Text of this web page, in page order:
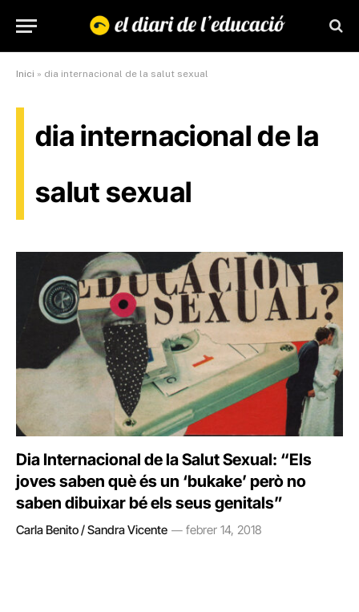
Inici » dia internacional de la salut sexual
dia internacional de la
salut sexual
Dia Internacional de la Salut Sexual: “Els
joves saben què és un ‘bukake’ però no
saben dibuixar bé els seus genitals”
Carla Benito / Sandra Vicente febrer 14, 2018